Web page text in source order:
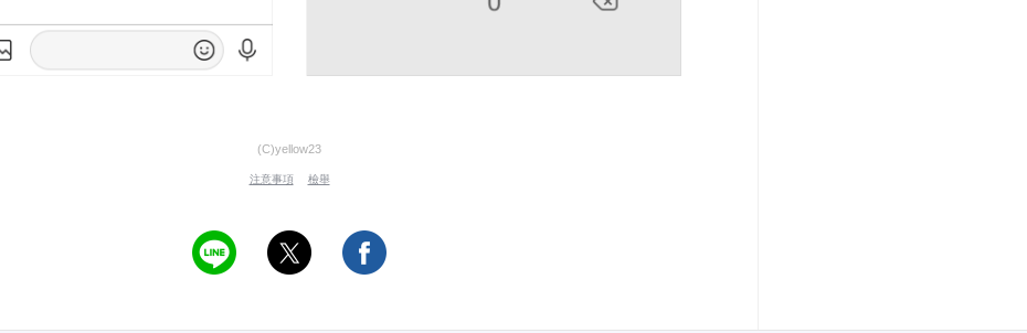
(C)yellow23
注意事項 檢舉